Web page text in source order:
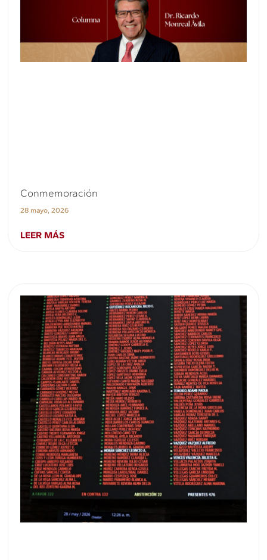
Conmemoración
28 mayo, 2026
LEER MÁS